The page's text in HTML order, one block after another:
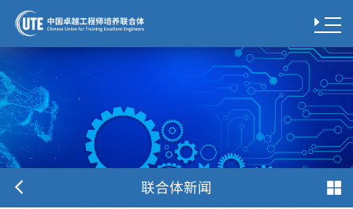
联合体新闻